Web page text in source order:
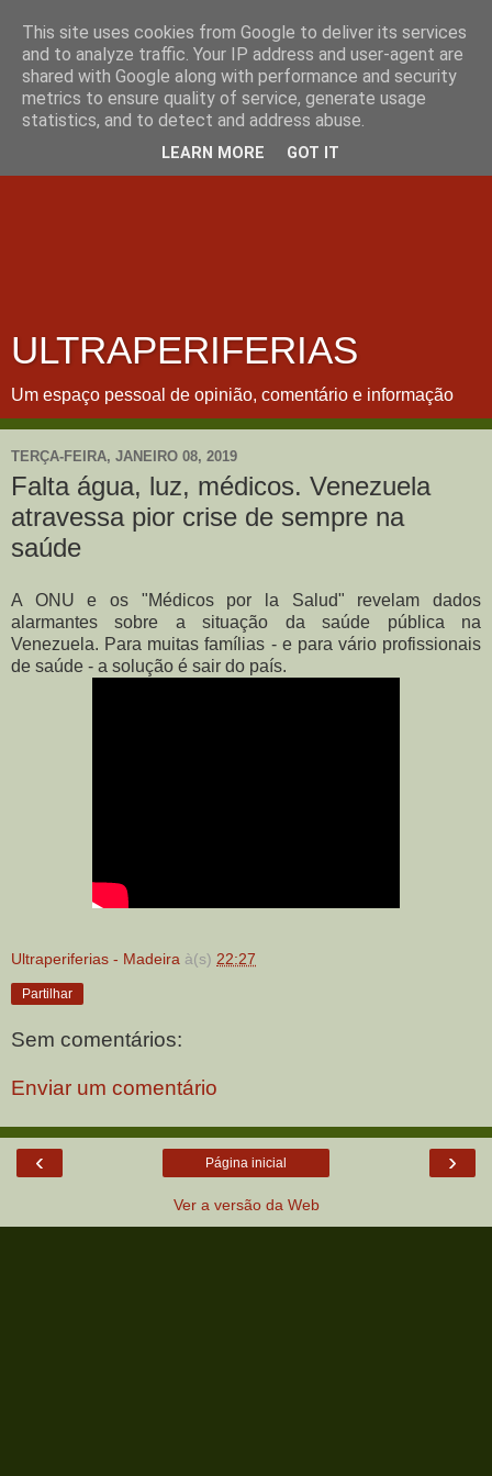
ULTRAPERIFERIAS
Um espaço pessoal de opinião, comentário e informação
TERÇA-FEIRA, JANEIRO 08, 2019
Falta água, luz, médicos. Venezuela
atravessa pior crise de sempre na
saúde
A ONU e os "Médicos por la Salud" revelam dados
alarmantes sobre a situação da saúde pública na
Venezuela. Para muitas famílias - e para vário profissionais
de saúde - a solução é sair do país.
Ultraperiferias - Madeira à(s) 22:27
Partilhar
Sem comentários:
Enviar um comentário
‹ ›
Página inicial
Ver a versão da Web
This site uses cookies from Google to deliver its services
and to analyze traffic. Your IP address and user-agent are
shared with Google along with performance and security
metrics to ensure quality of service, generate usage
statistics, and to detect and address abuse.
LEARN MORE GOT IT